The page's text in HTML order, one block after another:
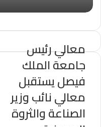
معالي رئيس
جامعة الملك
فيصل يستقبل
معالي نائب وزير
الصناعة والثروة